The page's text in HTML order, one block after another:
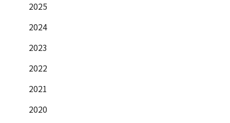
2025
2024
2023
2022
2021
2020